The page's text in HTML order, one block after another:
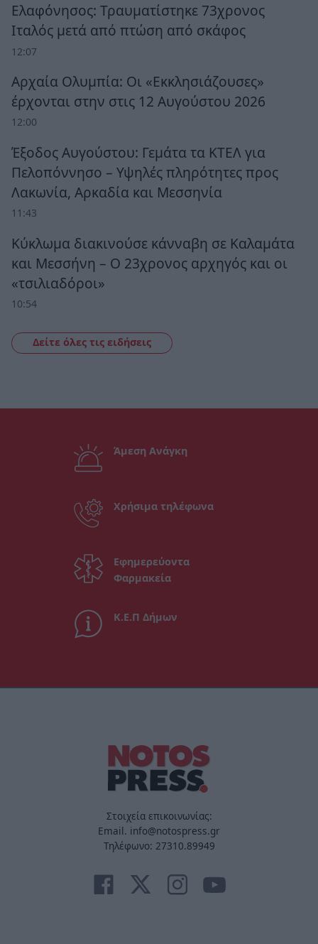
Ελαφόνησος: Τραυματίστηκε 73χρονος
Ιταλός μετά από πτώση από σκάφος
12:07
Αρχαία Ολυμπία: Οι «Εκκλησιάζουσες»
έρχονται στην στις 12 Αυγούστου 2026
12:00
Έξοδος Αυγούστου: Γεμάτα τα ΚΤΕΛ για
Πελοπόννησο – Υψηλές πληρότητες προς
Λακωνία, Αρκαδία και Μεσσηνία
11:43
Κύκλωμα διακινούσε κάνναβη σε Καλαμάτα
και Μεσσήνη – Ο 23χρονος αρχηγός και οι
«τσιλιαδόροι»
10:54
Δείτε όλες τις ειδήσεις
Άμεση Ανάγκη
Χρήσιμα τηλέφωνα
Εφημερεύοντα
Φαρμακεία
Κ.Ε.Π Δήμων
Στοιχεία επικοινωνίας:
Email. info@notospress.gr
Τηλέφωνο: 27310.89949